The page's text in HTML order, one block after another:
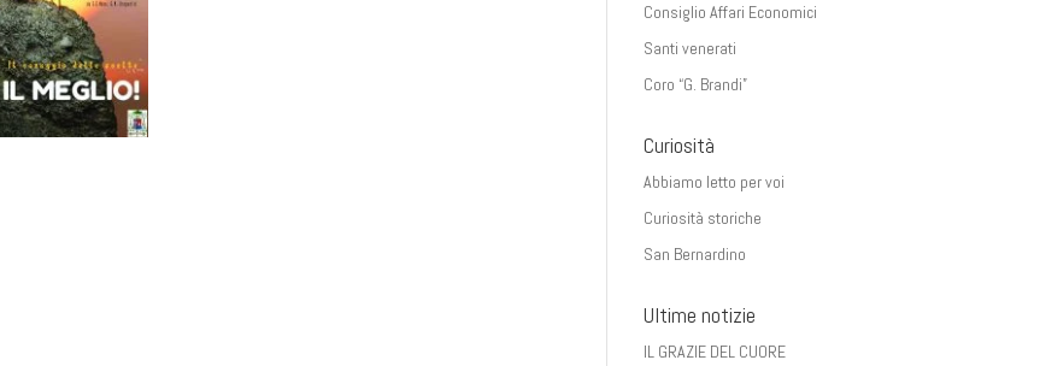
Consiglio Affari Economici
Santi venerati
Coro “G. Brandi”
Curiosità
Abbiamo letto per voi
Curiosità storiche
San Bernardino
Ultime notizie
IL GRAZIE DEL CUORE